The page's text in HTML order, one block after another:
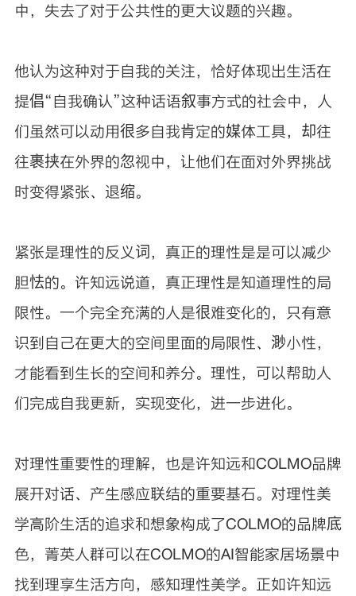
中，失去了对于公共性的更大议题的兴趣。
他认为这种对于自我的关注，恰好体现出生活在
提倡“自我确认”这种话语叙事方式的社会中，人
们虽然可以动用很多自我肯定的媒体工具，却往
往裹挟在外界的忽视中，让他们在面对外界挑战
时变得紧张、退缩。
紧张是理性的反义词，真正的理性是是可以减少
胆怯的。许知远说道，真正理性是知道理性的局
限性。一个完全充满的人是很难变化的，只有意
识到自己在更大的空间里面的局限性、渺小性，
才能看到生长的空间和养分。理性，可以帮助人
们完成自我更新，实现变化，进一步进化。
对理性重要性的理解，也是许知远和COLMO品牌
展开对话、产生感应联结的重要基石。对理性美
学高阶生活的追求和想象构成了COLMO的品牌底
色，菁英人群可以在COLMO的AI智能家居场景中
找到理享生活方向，感知理性美学。正如许知远